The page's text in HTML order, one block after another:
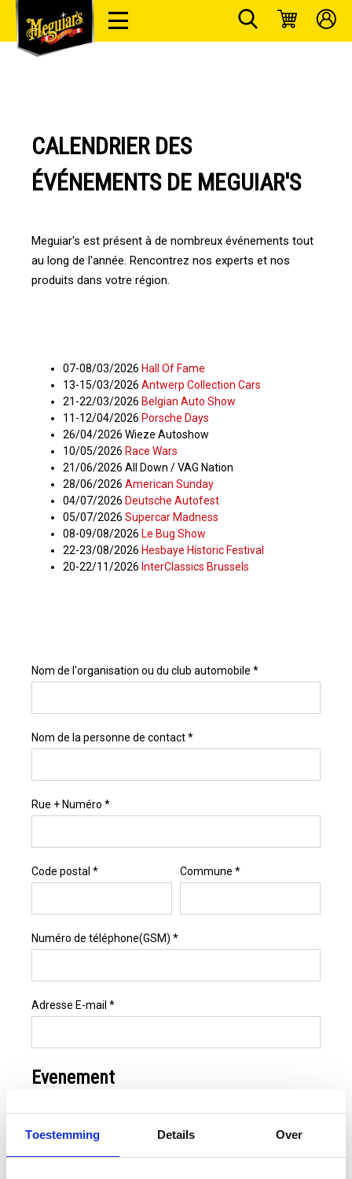
Toestemming Details Over
CALENDRIER DES
ÉVÉNEMENTS DE MEGUIAR'S
Meguiar's est présent à de nombreux événements tout
au long de l'année. Rencontrez nos experts et nos
produits dans votre région.
07-08/03/2026 Hall Of Fame
13-15/03/2026 Antwerp Collection Cars
21-22/03/2026 Belgian Auto Show
11-12/04/2026 Porsche Days
26/04/2026 Wieze Autoshow
10/05/2026 Race Wars
21/06/2026 All Down / VAG Nation
28/06/2026 American Sunday
04/07/2026 Deutsche Autofest
05/07/2026 Supercar Madness
08-09/08/2026 Le Bug Show
22-23/08/2026 Hesbaye Historic Festival
20-22/11/2026 InterClassics Brussels
Nom de l'organisation ou du club automobile *
Nom de la personne de contact *
Rue + Numéro *
Code postal * Commune *
Numéro de téléphone(GSM) *
Adresse E-mail *
Evenement